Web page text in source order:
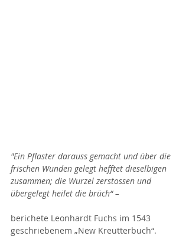
"Ein Pflaster darauss gemacht und über die
frischen Wunden gelegt hefftet dieselbigen
zusammen; die Wurzel zerstossen und
übergelegt heilet die brüch“ –
berichete Leonhardt Fuchs im 1543
geschriebenem „New Kreutterbuch“.